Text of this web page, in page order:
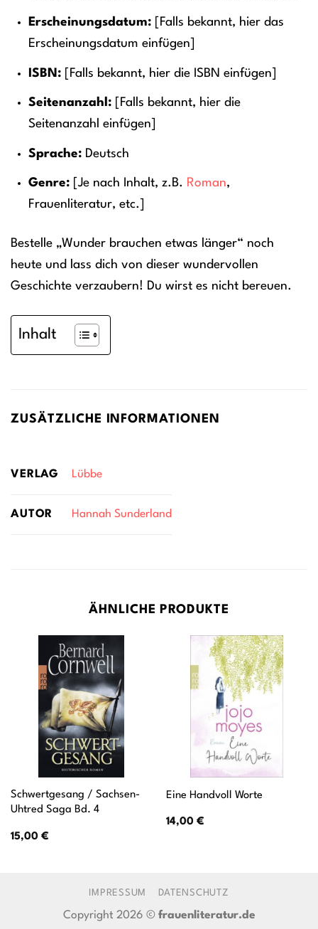
Erscheinungsdatum:[Falls bekannt, hier das
Erscheinungsdatum einfügen]
ISBN:[Falls bekannt, hier die ISBN einfügen]
Seitenanzahl:[Falls bekannt, hier die
Seitenanzahl einfügen]
Sprache:Deutsch
Genre:[Je nach Inhalt, z.B. Roman,
Frauenliteratur, etc.]
Bestelle „Wunder brauchen etwas länger“ noch
heute und lass dich von dieser wundervollen
Geschichte verzaubern! Du wirst es nicht bereuen.
Inhalt
ZUSÄTZLICHE INFORMATIONEN
VERLAG Lübbe
AUTOR Hannah Sunderland
ÄHNLICHE PRODUKTE
Schwertgesang / Sachsen-
Uhtred Saga Bd. 4
15,00 €
Eine Handvoll Worte
14,00 €
IMPRESSUM DATENSCHUTZ
Copyright 2026 © frauenliteratur.de